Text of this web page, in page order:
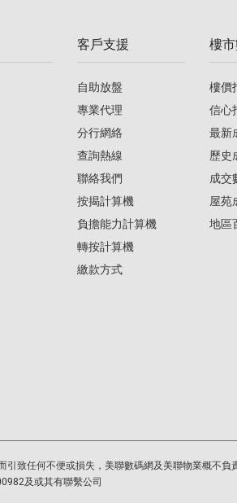
03/08/2026)
客戶支援
自助放盤
專業代理
分行網絡
查詢熱線
聯絡我們
按揭計算機
負擔能力計算機
轉按計算機
繳款方式
樓
樓價
信心
最新
歷史
成交
屋苑
地區
致任何不便或損失，美聯數碼網及美聯物業概不負
及或其有聯繫公司